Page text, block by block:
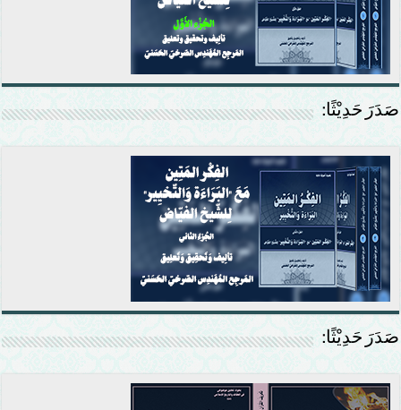
صَدَرَ حَدِيْثًا:
صَدَرَ حَدِيْثًا: